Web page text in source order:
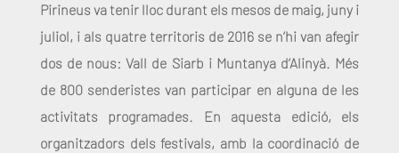
Pirineus va tenir lloc durant els mesos de maig, juny i
juliol, i als quatre territoris de 2016 se n’hi van afegir
dos de nous: Vall de Siarb i Muntanya d’Alinyà. Més
de 800 senderistes van participar en alguna de les
activitats programades. En aquesta edició, els
organitzadors dels festivals, amb la coordinació de